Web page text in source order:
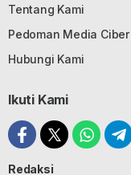
Tentang Kami
Pedoman Media Ciber
Hubungi Kami
Ikuti Kami
Redaksi